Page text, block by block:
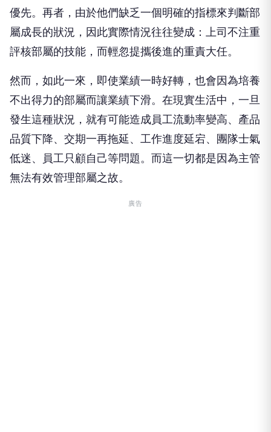
優先。再者，由於他們缺乏一個明確的指標來判斷部
屬成長的狀況，因此實際情況往往變成：上司不注重
評核部屬的技能，而輕忽提攜後進的重責大任。
然而，如此一來，即使業績一時好轉，也會因為培養
不出得力的部屬而讓業績下滑。在現實生活中，一旦
發生這種狀況，就有可能造成員工流動率變高、產品
品質下降、交期一再拖延、工作進度延宕、團隊士氣
低迷、員工只顧自己等問題。而這一切都是因為主管
無法有效管理部屬之故。
廣告